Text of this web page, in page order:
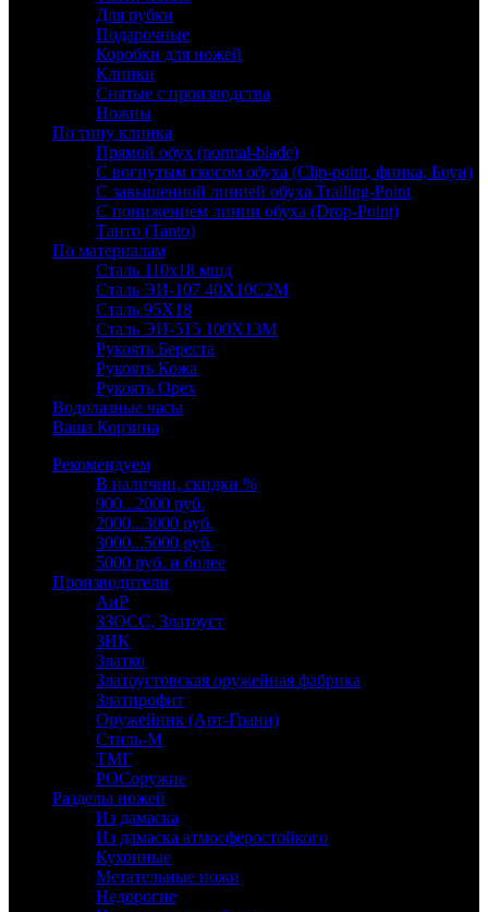
Для рубки
Подарочные
Коробки для ножей
Клинки
Снятые с производства
Ножны
По типу клинка
Прямой обух (normal-blade)
С вогнутым скосом обуха (Clip-point, финка, Боуи)
С завышенной линией обуха Trailing-Point
С понижением линии обуха (Drop-Point)
Танто (Tanto)
По материалам
Сталь 110х18 мшд
Сталь ЭИ-107 40Х10С2М
Сталь 95Х18
Сталь ЭИ-515 100Х13М
Рукоять Береста
Рукоять Кожа
Рукоять Орех
Водолазные часы
Ваша Корзина
Рекомендуем
В наличии, скидки %
900...2000 руб.
2000...3000 руб.
3000...5000 руб.
5000 руб. и более
Производители
АиР
ЗЗОСС, Златоуст
ЗИК
Златко
Златоустовская оружейная фабрика
Златпрофит
Оружейник (Арт-Грани)
Стиль-М
ТМГ
РОСоружие
Разделы ножей
Из дамаска
Из дамаска атмосферостойкого
Кухонные
Метательные ножи
Недорогие